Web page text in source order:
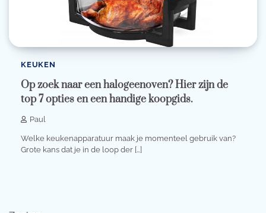
KEUKEN
Op zoek naar een halogeenoven? Hier zijn de
top 7 opties en een handige koopgids.
Paul
Welke keukenapparatuur maak je momenteel gebruik van?
Grote kans dat je in de loop der […]